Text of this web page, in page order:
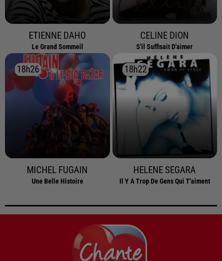
ETIENNE DAHO
Le Grand Sommeil
CELINE DION
S'il Suffisait D'aimer
18h26
18h26
MICHEL FUGAIN
Une Belle Histoire
18h22
18h22
HELENE SEGARA
Il Y A Trop De Gens Qui T'aiment